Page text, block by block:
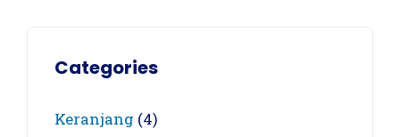
Categories
Keranjang (4)